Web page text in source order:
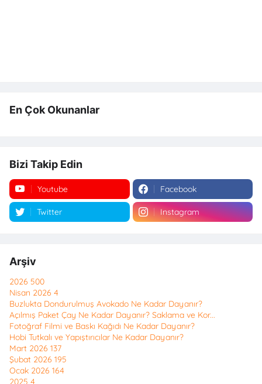
En Çok Okunanlar
Bizi Takip Edin
Youtube Facebook
Twitter Instagram
Arşiv
2026 500
Nisan 2026 4
Buzlukta Dondurulmuş Avokado Ne Kadar Dayanır?
Açılmış Paket Çay Ne Kadar Dayanır? Saklama ve Kor...
Fotoğraf Filmi ve Baskı Kağıdı Ne Kadar Dayanır?
Hobi Tutkalı ve Yapıştırıcılar Ne Kadar Dayanır?
Mart 2026 137
Şubat 2026 195
Ocak 2026 164